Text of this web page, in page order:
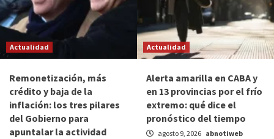
Actualidad
Remonetización, más
crédito y baja de la
inflación: los tres pilares
del Gobierno para
apuntalar la actividad
Actualidad
Alerta amarilla en CABA y
en 13 provincias por el frío
extremo: qué dice el
pronóstico del tiempo
agosto 9, 2026 abnotiweb